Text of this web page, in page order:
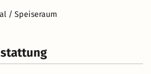
/ Speiseraum